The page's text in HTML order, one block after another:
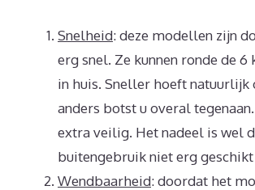
Snelheid: deze modellen zijn
erg snel. Ze kunnen ronde de
in huis. Sneller hoeft natuurlijk
anders botst u overal
extra veilig. Het nadeel is wel
buitengebruik niet erg geschikt
Wendbaarheid: doordat het